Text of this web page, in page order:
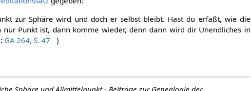
zur Sphäre wird und doch er selbst bleibt. Hast du erfaßt, wie die
nur Punkt ist, dann komme wieder, denn dann wird dir Unendliches in
: GA 264, S. 47 )